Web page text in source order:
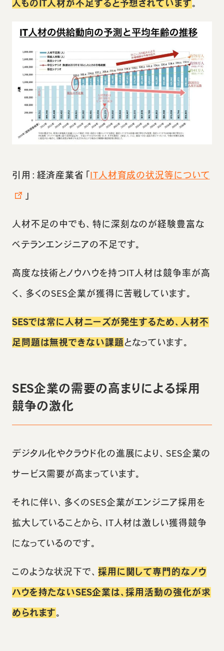
人ものIT人材が不足すると予想されています。
引用：経済産業省「 IT人材育成の状況等について
」
人材不足の中でも、特に深刻なのが経験豊富な
ベテランエンジニアの不足です。
高度な技術とノウハウを持つIT人材は競争率が高
く、多くのSES企業が獲得に苦戦しています。
SESでは常に人材ニーズが発生するため、人材不
足問題は無視できない課題となっています。
SES企業の需要の高まりによる採用
競争の激化
デジタル化やクラウド化の進展により、SES企業の
サービス需要が高まっています。
それに伴い、多くのSES企業がエンジニア採用を
拡大していることから、IT人材は激しい獲得競争
になっているのです。
このような状況下で、 採用に関して専門的なノウ
ハウを持たないSES企業は、採用活動の強化が求
められます。